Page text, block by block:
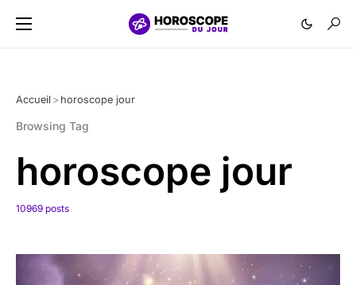
Accueil > horoscope jour
Browsing Tag
horoscope jour
10969 posts